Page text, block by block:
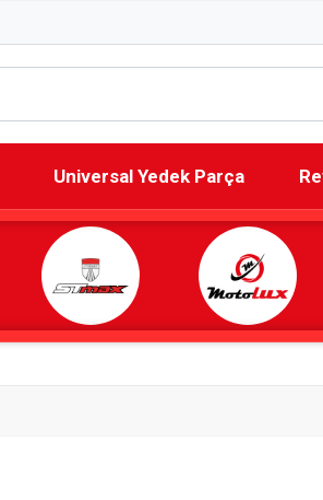
Universal Yedek Parça